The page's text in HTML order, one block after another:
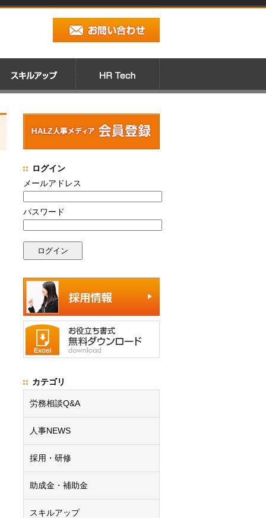
ログイン
メールアドレス
パスワード
カテゴリ
労務相談Q&A
人事NEWS
採用・研修
助成金・補助金
スキルアップ